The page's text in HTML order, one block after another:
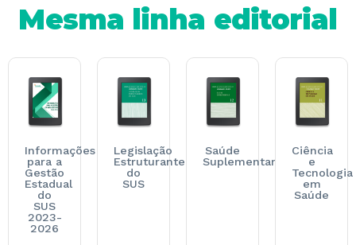
Mesma linha editorial
Informações
para a
Gestão
Estadual
do
SUS
2023-
2026
Legislação
Estruturante
do
SUS
Saúde
Suplementar
Ciência
e
Tecnologia
em
Saúde